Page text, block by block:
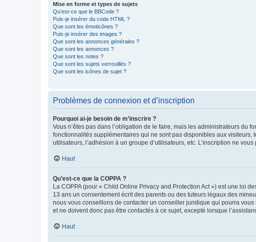
Mise en forme et types de sujets
Qu’est-ce que le BBCode ?
Puis-je insérer du code HTML ?
Que sont les émoticônes ?
Puis-je insérer des images ?
Que sont les annonces générales ?
Que sont les annonces ?
Que sont les notes ?
Que sont les sujets verrouillés ?
Que sont les icônes de sujet ?
Problèmes de connexion et d’inscription
Pourquoi ai-je besoin de m’inscrire ?
Vous n’êtes pas dans l’obligation de le faire, mais les administrateurs
fonctionnalités supplémentaires qui ne sont pas disponibles aux visiteurs,
utilisateurs, l’adhésion à un groupe d’utilisateurs, etc. L’inscription ne
Haut
Qu’est-ce que la COPPA ?
La COPPA (pour « Child Online Privacy and Protection Act ») est une loi
13 ans un consentement écrit des parents ou des tuteurs légaux des
nous vous conseillons de contacter un conseiller juridique qui pourra
et ne doivent donc pas être contactés à ce sujet, excepté lorsque
Haut